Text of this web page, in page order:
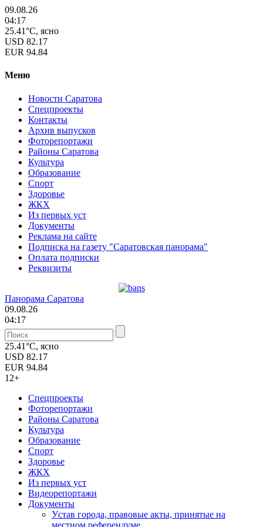
09.08.26
04:17
25.41°C, ясно
USD 82.17
EUR 94.84
Меню
Новости Саратова
Спецпроекты
Контакты
Архив выпусков
Фоторепортажи
Районы Саратова
Культура
Образование
Спорт
Здоровье
ЖКХ
Из пеpвых уст
Документы
Реклама на сайте
Подписка на газету "Саратовская панорама"
Оплата подписки
Реквизиты
Панорама Саратова
09.08.26
04:17
25.41°C, ясно
USD 82.17
EUR 94.84
12+
Спецпроекты
Фоторепортажи
Районы Саратова
Культура
Образование
Спорт
Здоровье
ЖКХ
Из пеpвых уст
Видеорепортажи
Документы
Уcтав города, правовые акты, принятые на
местном референдуме